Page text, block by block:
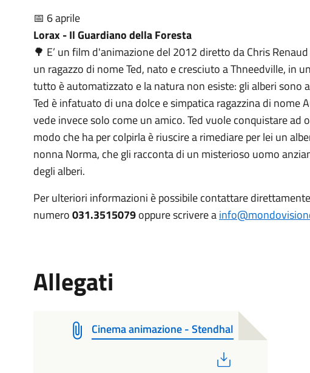
📅 6 aprile
Lorax - Il Guardiano della Foresta
🌳 E’ un film d'animazione del 2012 diretto da Chris
un ragazzo di nome Ted, nato e cresciuto a Thneedville, in
tutto è automatizzato e la natura non esiste: gli alberi sono
Ted è infatuato di una dolce e simpatica ragazzina di nome
vede invece solo come un amico. Ted vuole conquistare ad
modo che ha per colpirla è riuscire a rimediare per lei un
nonna Norma, che gli racconta di un misterioso uomo
degli alberi.
Per ulteriori informazioni è possibile contattare
numero031.3515079oppure scrivere a
Allegati
Cinema animazione - Stendhal